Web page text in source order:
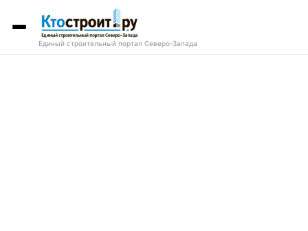
Единый строительный портал Северо-Запада